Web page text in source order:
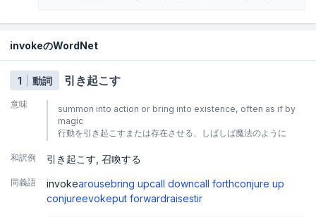
invokeのWordNet
1 動詞 引き起こす
意味
summon into action or bring into existence, often as if by
magic
行動を引き起こすまたは存在させる、しばしば魔法のように
和訳例 引き起こす 召喚する
同義語 invokearousebring upcall downcall forthconjure up
conjureevokeput forwardraisestir